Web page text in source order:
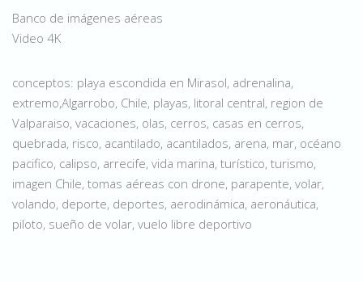
Banco de imágenes aéreas
Video 4K
conceptos: playa escondida en Mirasol, adrenalina,
extremo,Algarrobo, Chile, playas, litoral central, region de
Valparaiso, vacaciones, olas, cerros, casas en cerros,
quebrada, risco, acantilado, acantilados, arena, mar, océano
pacifico, calipso, arrecife, vida marina, turístico, turismo,
imagen Chile, tomas aéreas con drone, parapente, volar,
volando, deporte, deportes, aerodinámica, aeronáutica,
piloto, sueño de volar, vuelo libre deportivo